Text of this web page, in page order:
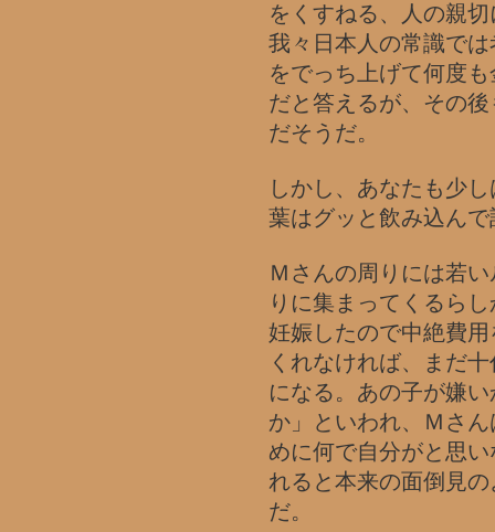
をくすねる、人の親
我々日本人の常識で
をでっち上げて何度
だと答えるが、その
だそうだ。
しかし、あなたも少
葉はグッと飲み込ん
Ｍさんの周りには若
りに集まってくるら
妊娠したので中絶費
くれなければ、まだ
になる。あの子が嫌
か」といわれ、Ｍさ
めに何で自分がと思
れると本来の面倒見
だ。